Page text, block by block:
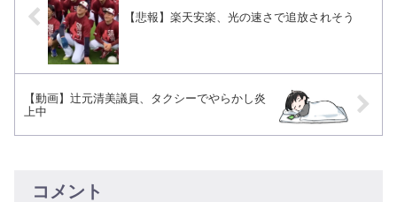
【悲報】楽天安楽、光の速さで追放されそう
【動画】辻元清美議員、タクシーでやらかし炎
上中
コメント